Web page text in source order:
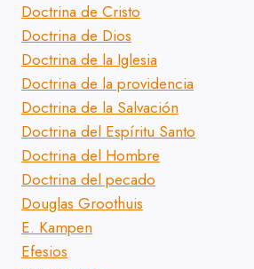
Doctrina de Cristo
Doctrina de Dios
Doctrina de la Iglesia
Doctrina de la providencia
Doctrina de la Salvación
Doctrina del Espíritu Santo
Doctrina del Hombre
Doctrina del pecado
Douglas Groothuis
E. Kampen
Efesios